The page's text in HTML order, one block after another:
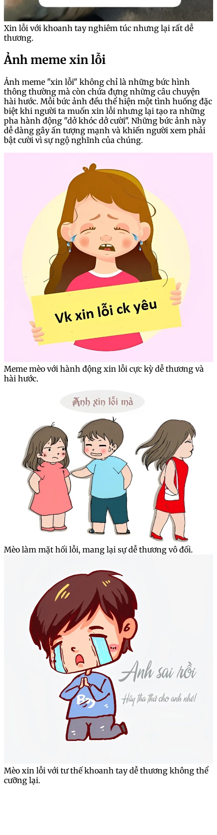
Xin lỗi với khoanh tay nghiêm túc nhưng lại rất dễ
thương.
Ảnh meme xin lỗi
Ảnh meme "xin lỗi" không chỉ là những bức hình
thông thường mà còn chứa đựng những câu chuyện
hài hước. Mỗi bức ảnh đều thể hiện một tình huống đặc
biệt khi người ta muốn xin lỗi nhưng lại tạo ra những
pha hành động "dở khóc dở cười". Những bức ảnh này
dễ dàng gây ấn tượng mạnh và khiến người xem phải
bật cười vì sự ngộ nghĩnh của chúng.
Meme mèo với hành động xin lỗi cực kỳ dễ thương và
hài hước.
Mèo làm mặt hối lỗi, mang lại sự dễ thương vô đối.
Mèo xin lỗi với tư thế khoanh tay dễ thương không thể
cưỡng lại.